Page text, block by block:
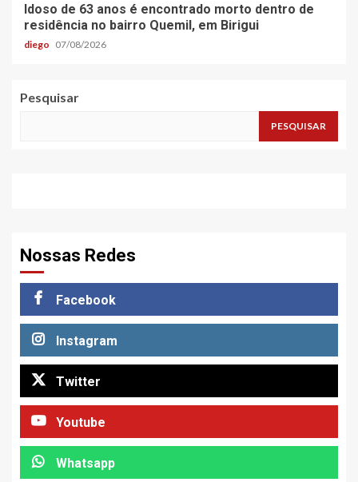
Idoso de 63 anos é encontrado morto dentro de
residência no bairro Quemil, em Birigui
diego 07/08/2026
Pesquisar
PESQUISAR
Nossas Redes
Facebook
Instagram
Twitter
Youtube
Whatsapp